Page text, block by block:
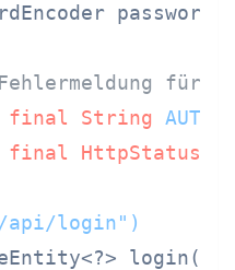
für
final String
final HttpStatus
api/login")
login(